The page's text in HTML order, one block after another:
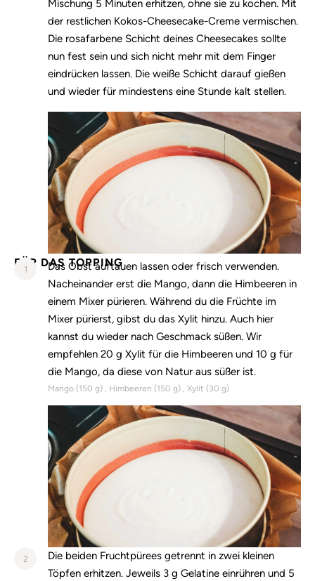
Mischung 5 Minuten erhitzen, ohne sie zu kochen. Mit
der restlichen Kokos-Cheesecake-Creme vermischen.
Die rosafarbene Schicht deines Cheesecakes sollte
nun fest sein und sich nicht mehr mit dem Finger
eindrücken lassen. Die weiße Schicht darauf gießen
und wieder für mindestens eine Stunde kalt stellen.
FÜR DAS TOPPING
1
Das Obst auftauen lassen oder frisch verwenden.
Nacheinander erst die Mango, dann die Himbeeren in
einem Mixer pürieren. Während du die Früchte im
Mixer pürierst, gibst du das Xylit hinzu. Auch hier
kannst du wieder nach Geschmack süßen. Wir
empfehlen 20 g Xylit für die Himbeeren und 10 g für
die Mango, da diese von Natur aus süßer ist.
Mango (150 g) Himbeeren (150 g) Xylit (30 g)
2
Die beiden Fruchtpürees getrennt in zwei kleinen
Töpfen erhitzen. Jeweils 3 g Gelatine einrühren und 5